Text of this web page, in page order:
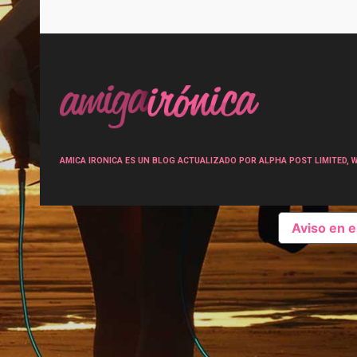
AMICA IRONICA ES UN BLOG ACTUALIZADO POR ALPHA POST
Aviso en